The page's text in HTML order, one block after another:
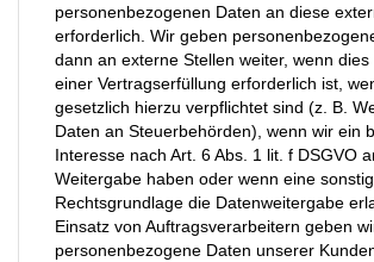
personenbezogenen Daten an diese
erforderlich. Wir geben
dann an externe Stellen weiter, wenn dies
einer Vertragserfüllung erforderlich ist,
gesetzlich hierzu verpflichtet sind (z. B.
Daten an Steuerbehörden), wenn wir ein
Interesse nach Art. 6 Abs. 1 lit. f DSGVO
Weitergabe haben oder wenn eine
Rechtsgrundlage die Datenweitergabe
Einsatz von Auftragsverarbeitern geben
personenbezogene Daten unserer